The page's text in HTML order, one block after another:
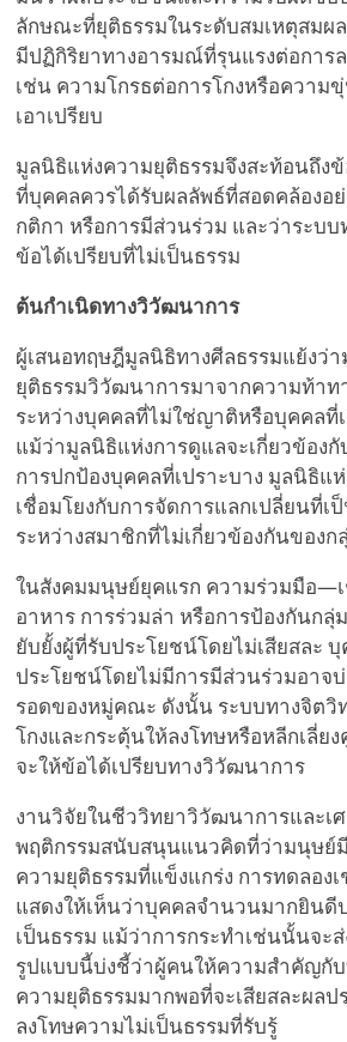
ลักษณะที่ยุติธรรมในระดับสมเหตุสมผ
มีปฏิกิริยาทางอารมณ์ที่รุนแรงต่อการ
เช่น ความโกรธต่อการโกงหรือความ
เอาเปรียบ
มูลนิธิแห่งความยุติธรรมจึงสะท้อนถึง
ที่บุคคลควรได้รับผลลัพธ์ที่สอดคล้องอ
กติกา หรือการมีส่วนร่วม และว่าระบ
ข้อได้เปรียบที่ไม่เป็นธรรม
ต้นกำเนิดทางวิวัฒนาการ
ผู้เสนอทฤษฎีมูลนิธิทางศีลธรรมแย้งว่
ยุติธรรมวิวัฒนาการมาจากความท้าท
ระหว่างบุคคลที่ไม่ใช่ญาติหรือบุคคลที่
แม้ว่ามูลนิธิแห่งการดูแลจะเกี่ยวข้อง
การปกป้องบุคคลที่เปราะบาง มูลนิธิแ
เชื่อมโยงกับการจัดการแลกเปลี่ยนที่
ระหว่างสมาชิกที่ไม่เกี่ยวข้องกันของก
ในสังคมมนุษย์ยุคแรก ความร่วมมือ—
อาหาร การร่วมล่า หรือการป้องกันกลุ่
ยับยั้งผู้ที่รับประโยชน์โดยไม่เสียสละ
ประโยชน์โดยไม่มีการมีส่วนร่วมอาจ
รอดของหมู่คณะ ดังนั้น ระบบทางจิตวิ
โกงและกระตุ้นให้ลงโทษหรือหลีกเลี่ย
จะให้ข้อได้เปรียบทางวิวัฒนาการ
งานวิจัยในชีววิทยาวิวัฒนาการและเ
พฤติกรรมสนับสนุนแนวคิดที่ว่ามนุษย์
ความยุติธรรมที่แข็งแกร่ง การทดลอง
แสดงให้เห็นว่าบุคคลจำนวนมากยินดี
เป็นธรรม แม้ว่าการกระทำเช่นนั้นจะ
รูปแบบนี้บ่งชี้ว่าผู้คนให้ความสำคัญกับ
ความยุติธรรมมากพอที่จะเสียสละผลป
ลงโทษความไม่เป็นธรรมที่รับรู้